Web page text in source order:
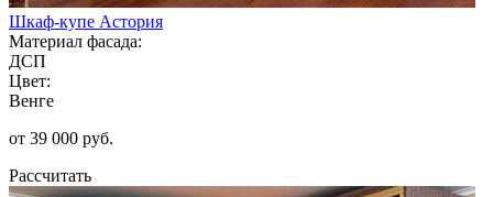
Шкаф-купе Астория
Материал фасада:
ДСП
Цвет:
Венге
от 39 000 руб.
Рассчитать